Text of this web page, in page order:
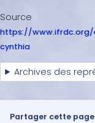
Source
https://
cynthia
Archives des
Partager cette page